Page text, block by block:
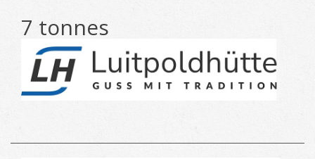
7 tonnes